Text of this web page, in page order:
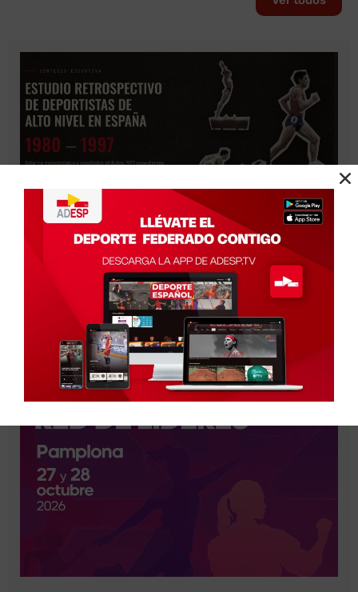
ADESP concluye un estudio histórico sobre
deportistas de alto nivel para reconocer
apropiadamente el legado del Deporte Español
Madrid, 3 de Agosto de 2026.- La Asociación del Deporte
Leer más »